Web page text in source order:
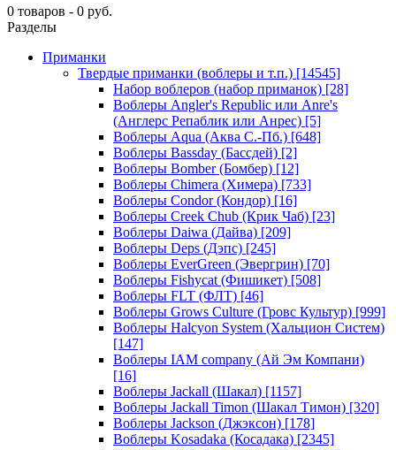
0 товаров - 0 руб.
Разделы
Приманки
Твердые приманки (воблеры и т.п.) [14545]
Набор воблеров (набор приманок) [28]
Воблеры Angler's Republic или Anre's
(Англерс Репаблик или Анрес) [5]
Воблеры Aqua (Аква С.-Пб.) [648]
Воблеры Bassday (Бассдей) [2]
Воблеры Bomber (Бомбер) [12]
Воблеры Chimera (Химера) [733]
Воблеры Condor (Кондор) [16]
Воблеры Creek Chub (Крик Чаб) [23]
Воблеры Daiwa (Дайва) [209]
Воблеры Deps (Дэпс) [245]
Воблеры EverGreen (Эвергрин) [70]
Воблеры Fishycat (Фишикет) [508]
Воблеры FLT (ФЛТ) [46]
Воблеры Grows Culture (Гровс Культур) [999]
Воблеры Halcyon System (Хальцион Систем)
[147]
Воблеры IAM company (Ай Эм Компани)
[16]
Воблеры Jackall (Шакал) [1157]
Воблеры Jackall Timon (Шакал Тимон) [320]
Воблеры Jackson (Джэксон) [178]
Воблеры Kosadaka (Косадака) [2345]